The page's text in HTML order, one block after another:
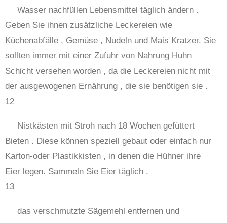
Wasser nachfüllen Lebensmittel täglich ändern .
Geben Sie ihnen zusätzliche Leckereien wie
Küchenabfälle , Gemüse , Nudeln und Mais Kratzer. Sie
sollten immer mit einer Zufuhr von Nahrung Huhn
Schicht versehen worden , da die Leckereien nicht mit
der ausgewogenen Ernährung , die sie benötigen sie .
12
Nistkästen mit Stroh nach 18 Wochen gefüttert
Bieten . Diese können speziell gebaut oder einfach nur
Karton-oder Plastikkisten , in denen die Hühner ihre
Eier legen. Sammeln Sie Eier täglich .
13
das verschmutzte Sägemehl entfernen und